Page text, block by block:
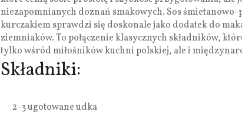
niezapomnianych doznań smakowych. Sos
kurczakiem sprawdzi się doskonale jako dodatek do
ziemniaków. To połączenie klasycznych składników,
tylko wśród miłośników kuchni polskiej, ale i
Składniki:
2-3 ugotowane udka